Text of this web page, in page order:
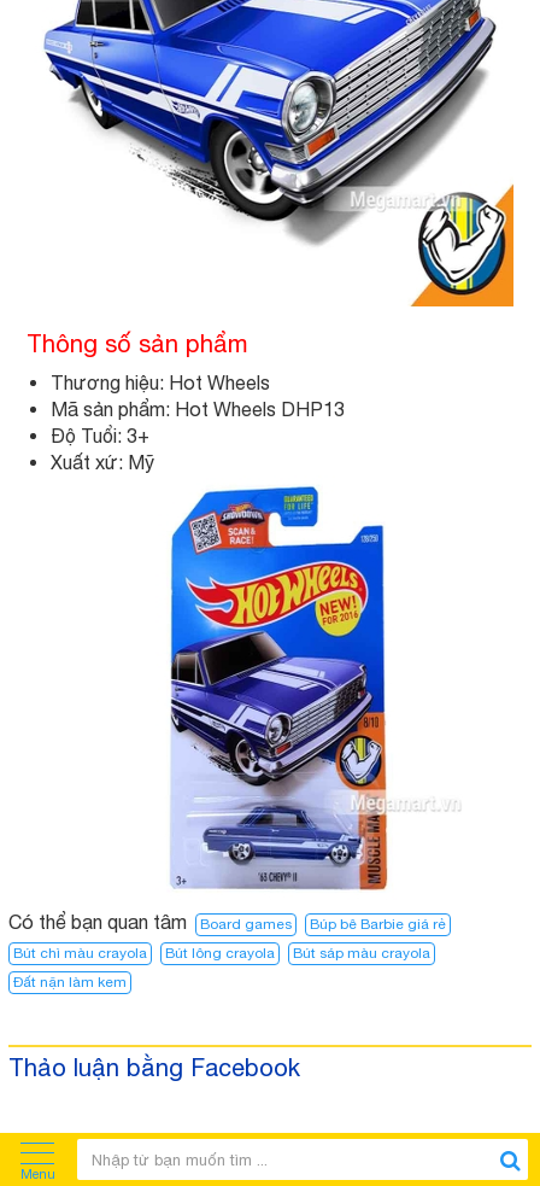
Thông số sản phẩm
Thương hiệu: Hot Wheels
Mã sản phẩm: Hot Wheels DHP13
Độ Tuổi: 3+
Xuất xứ: Mỹ
Có thể bạn quan tâm Board games
Búp bê Barbie giá rẻ
Bút chì màu crayola
Bút lông crayola
Bút sáp màu crayola
Đất nặn làm kem
Thảo luận bằng Facebook
Menu